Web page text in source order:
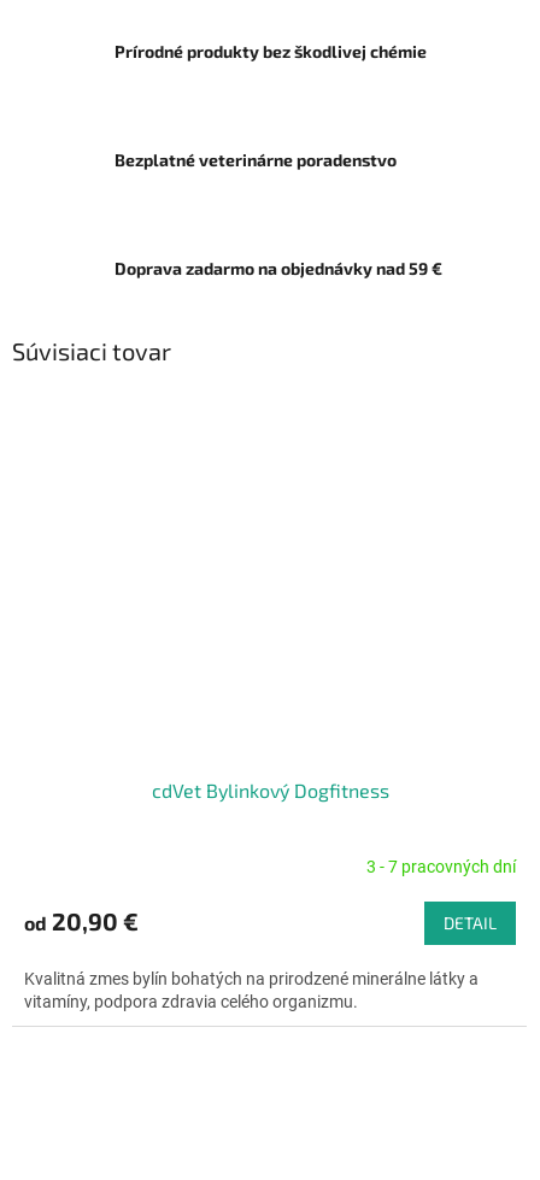
Prírodné produkty bez škodlivej chémie
Bezplatné veterinárne poradenstvo
Doprava zadarmo na objednávky nad 59 €
Súvisiaci tovar
cdVet Bylinkový Dogfitness
produktu
je
z
5
hviezdičiek.
3 - 7 pracovných dní
od 20,90 € DETAIL
Kvalitná zmes bylín bohatých na prirodzené minerálne látky a
vitamíny, podpora zdravia celého organizmu.